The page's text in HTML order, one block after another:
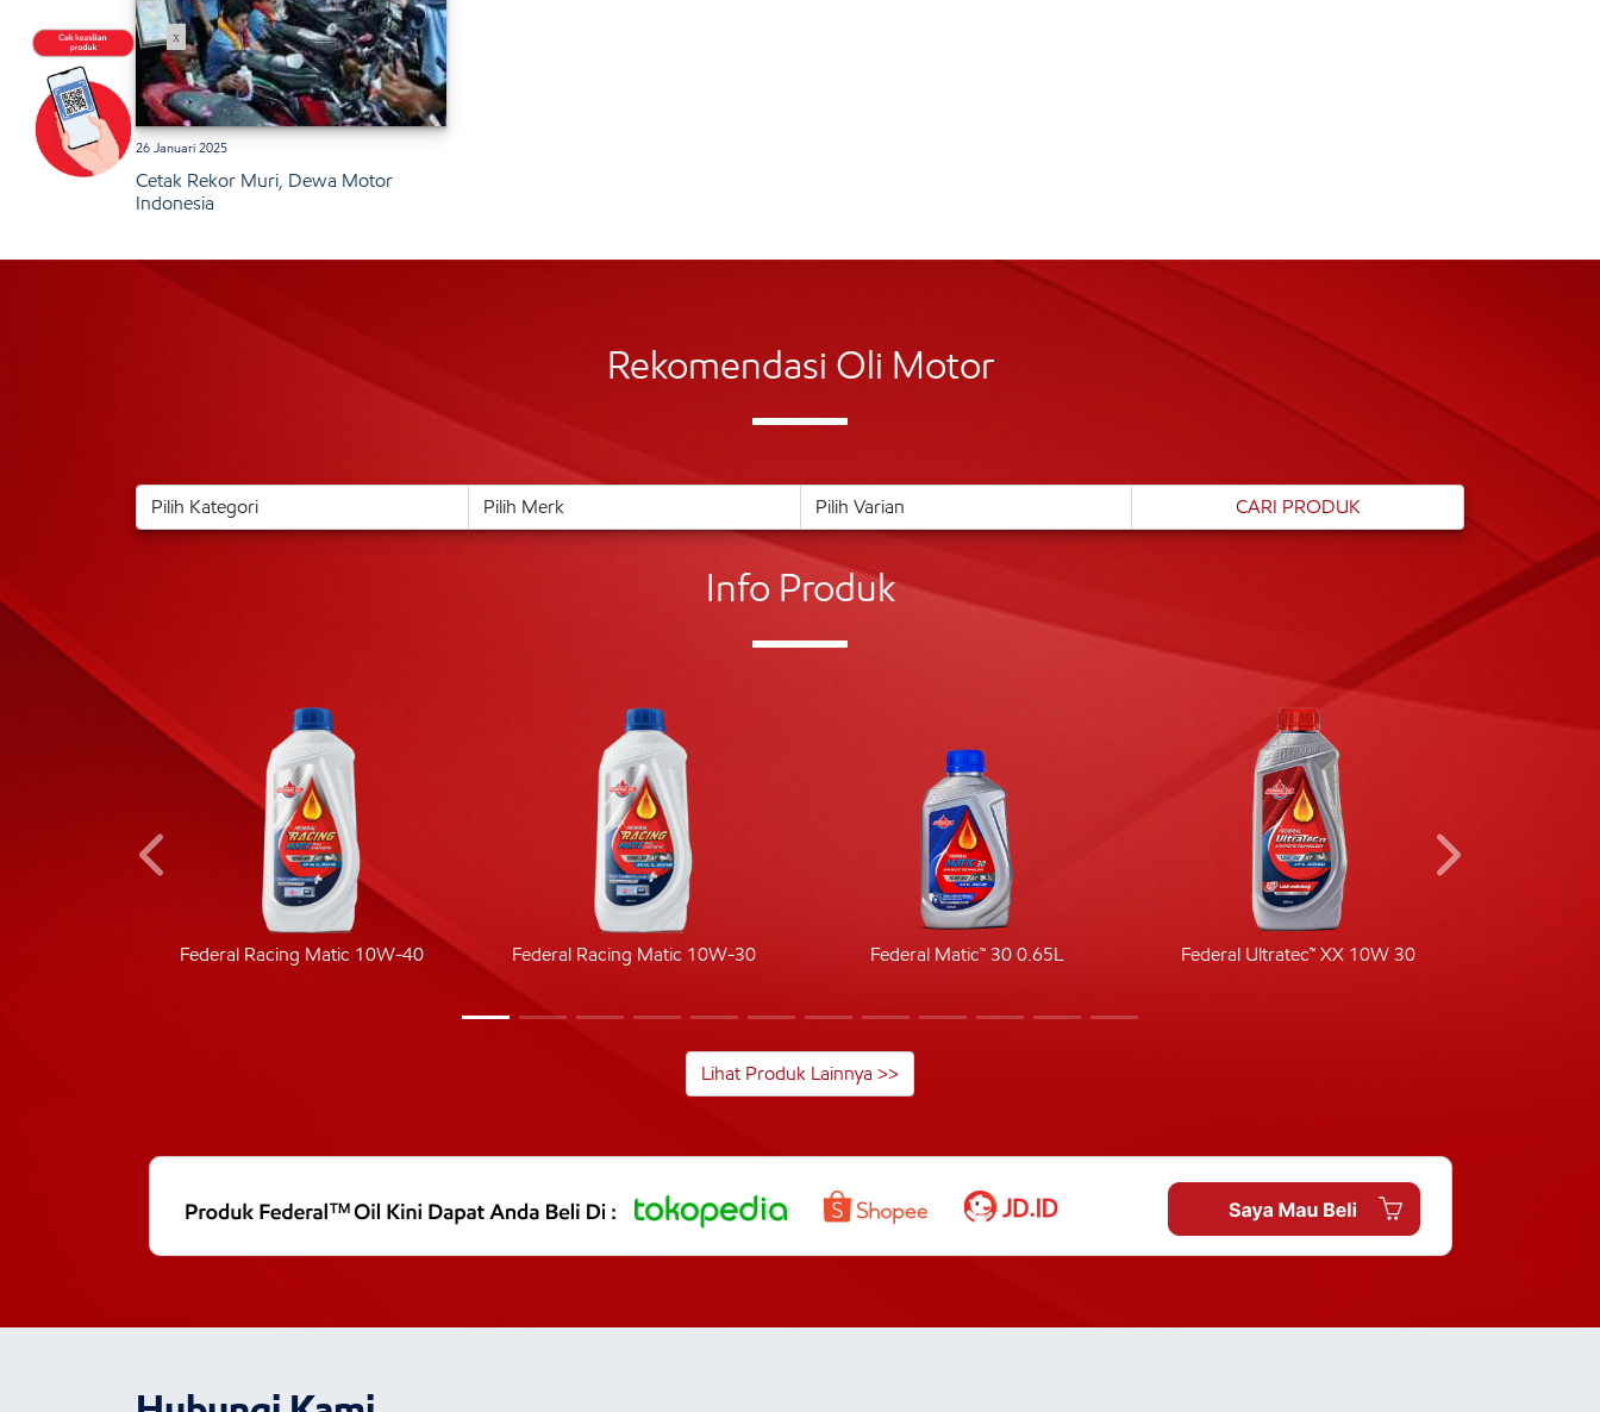
26 Januari 2025
Cetak Rekor Muri, Dewa Motor
Indonesia
Rekomendasi Oli Motor
Info Produk
Federal Racing Matic 10W-40 Federal Racing Matic 10W-30 Federal Matic™ 30 0.65L Federal Ultratec™ XX 10W 30
Lihat Produk Lainnya >>
x